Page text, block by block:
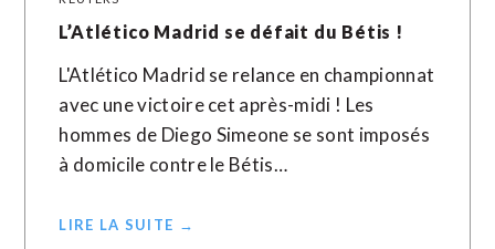
L’Atlético Madrid se défait du Bétis !
L'Atlético Madrid se relance en championnat
avec une victoire cet après-midi ! Les
hommes de Diego Simeone se sont imposés
à domicile contre le Bétis…
LIRE LA SUITE →